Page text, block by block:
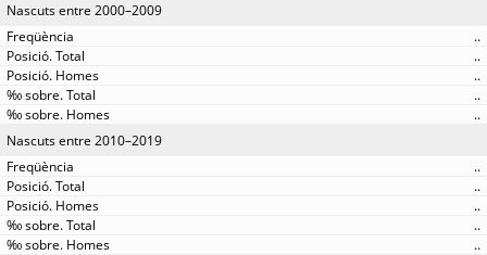
Nascuts entre 2000–2009
..
..
..
..
..
Nascuts entre 2010–2019
..
..
..
..
..